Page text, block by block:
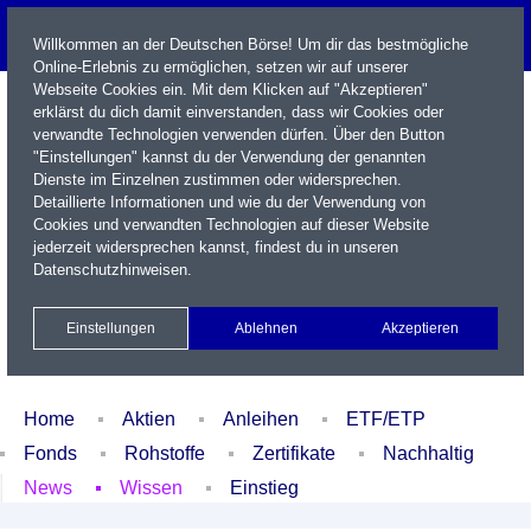
Name / WKN / ISIN / Kürzel
Xetra Realtime
Watchlist Portfolio Login
Home Aktien Anleihen
ETF/ETP
Fonds
Rohstoffe Zertifikate
Nachhaltig
News
Wissen Einstieg
Willkommen an der Deutschen Börse! Um dir das bestmögliche
Online-Erlebnis zu ermöglichen, setzen wir auf unserer
Webseite Cookies ein. Mit dem Klicken auf "Akzeptieren"
erklärst du dich damit einverstanden, dass wir Cookies oder
verwandte Technologien verwenden dürfen. Über den Button
"Einstellungen" kannst du der Verwendung der genannten
Dienste im Einzelnen zustimmen oder widersprechen.
Detaillierte Informationen und wie du der Verwendung von
Cookies und verwandten Technologien auf dieser Website
jederzeit widersprechen kannst, findest du in unseren
Datenschutzhinweisen.
Einstellungen Ablehnen Akzeptieren